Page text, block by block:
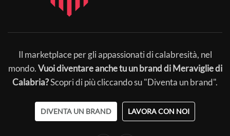
Il marketplace per gli appassionati di calabresità, nel
mondo.Vuoi diventare anche tu un brand di Meraviglie di
Calabria?Scopri di più cliccando su "Diventa un brand".
DIVENTA UN BRAND LAVORA CON NOI